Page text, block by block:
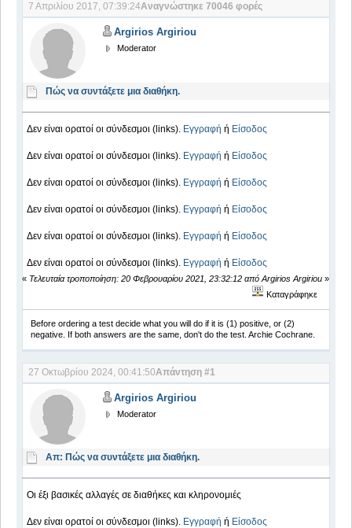
7 Απριλίου 2017, 07:39:24Αναγνώστηκε 70046 φορές
Argirios Argiriou
Moderator
Πώς να συντάξετε μια διαθήκη.
Δεν είναι ορατοί οι σύνδεσμοι (links). Εγγραφή ή Είσοδος
Δεν είναι ορατοί οι σύνδεσμοι (links). Εγγραφή ή Είσοδος
Δεν είναι ορατοί οι σύνδεσμοι (links). Εγγραφή ή Είσοδος
Δεν είναι ορατοί οι σύνδεσμοι (links). Εγγραφή ή Είσοδος
Δεν είναι ορατοί οι σύνδεσμοι (links). Εγγραφή ή Είσοδος
Δεν είναι ορατοί οι σύνδεσμοι (links). Εγγραφή ή Είσοδος
« Τελευταία τροποποίηση: 20 Φεβρουαρίου 2021, 23:32:12 από Argirios Argiriou »
Καταγράφηκε
Before ordering a test decide what you will do if it is (1) positive, or (2)
negative. If both answers are the same, don't do the test. Archie Cochrane.
27 Οκτωβρίου 2024, 00:41:50Απάντηση #1
Argirios Argiriou
Moderator
Απ: Πώς να συντάξετε μια διαθήκη.
Οι έξι βασικές αλλαγές σε διαθήκες και κληρονομιές
Δεν είναι ορατοί οι σύνδεσμοι (links). Εγγραφή ή Είσοδος